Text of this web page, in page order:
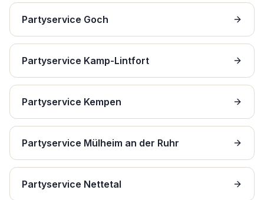
Partyservice Goch
Partyservice Kamp-Lintfort
Partyservice Kempen
Partyservice Mülheim an der Ruhr
Partyservice Nettetal